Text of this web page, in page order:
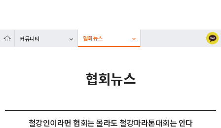
커뮤니티 협회뉴스
협회뉴스
철강인이라면 협회는 몰라도 철강마라톤대회는 안다